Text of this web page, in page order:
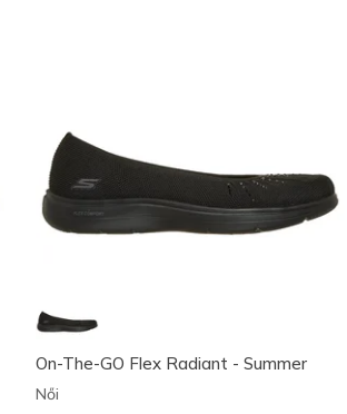
On-The-GO Flex Radiant - Summer
Női